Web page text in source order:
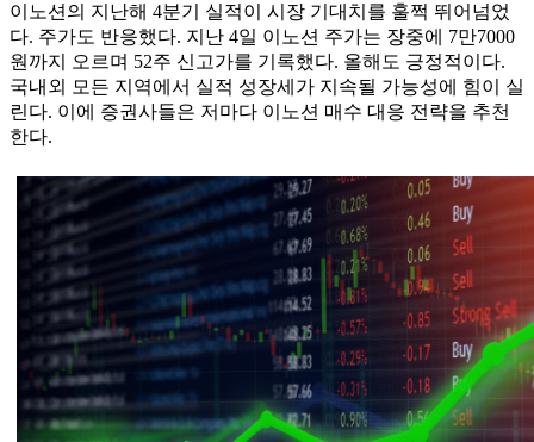
이노션의 지난해 4분기 실적이 시장 기대치를 훌쩍 뛰어넘었
다. 주가도 반응했다. 지난 4일 이노션 주가는 장중에 7만7000
원까지 오르며 52주 신고가를 기록했다. 올해도 긍정적이다.
국내외 모든 지역에서 실적 성장세가 지속될 가능성에 힘이 실
린다. 이에 증권사들은 저마다 이노션 매수 대응 전략을 추천
한다.